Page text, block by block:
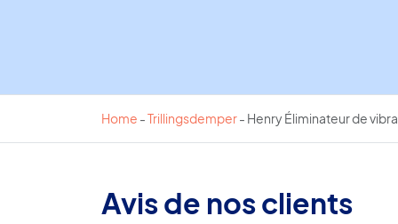
Home -Trillingsdemper- Henry Éliminateur de
Avis de nos clients